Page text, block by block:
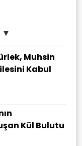
Muhsin
Kabul
Kül Bulutu